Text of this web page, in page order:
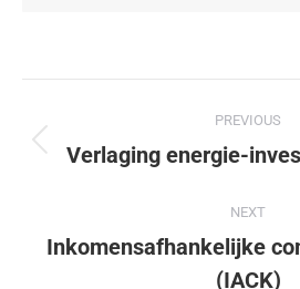
PREVIOUS
Verlaging energie-
NEXT
Inkomensafhankelijke
(IACK)